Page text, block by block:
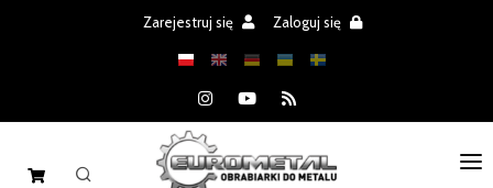
Zarejestruj się Zaloguj się